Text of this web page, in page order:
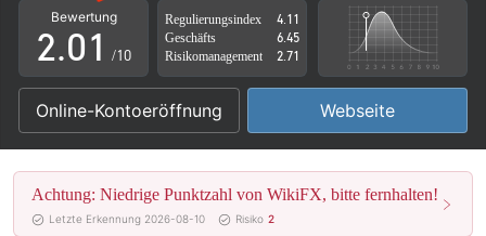
Bewertung
2
3
4
5
6
.0
1
2
3
4
1
2
3
4
5
/10
Regulierungsindex
4.11
Geschäfts
6.45
Risikomanagement
2.71
Online-Kontoeröffnung Webseite
Achtung: Niedrige Punktzahl von WikiFX, bitte fernhalten!
Letzte Erkennung 2026-08-10 Risiko 2